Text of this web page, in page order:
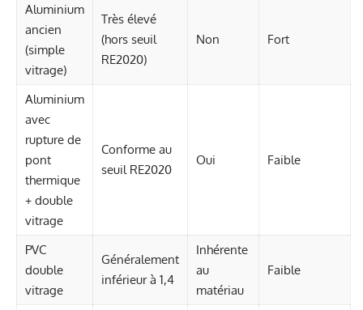
Aluminium
ancien
(simple
vitrage)
Très élevé
(hors seuil
RE2020)
Non Fort
Aluminium
avec
rupture de
pont
thermique
+ double
vitrage
Conforme au
seuil RE2020
Oui Faible
PVC
double
vitrage
Généralement
inférieur à 1,4
Inhérente
au
matériau
Faible